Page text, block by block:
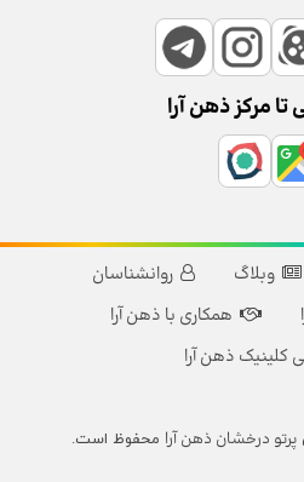
تا مرکز ذهن آرا
وبلاگ
روانشناسان
همکاری با ذهن آرا
کلینیک ذهن آرا
پرتو درخشان ذهن آرا محفوظ است.